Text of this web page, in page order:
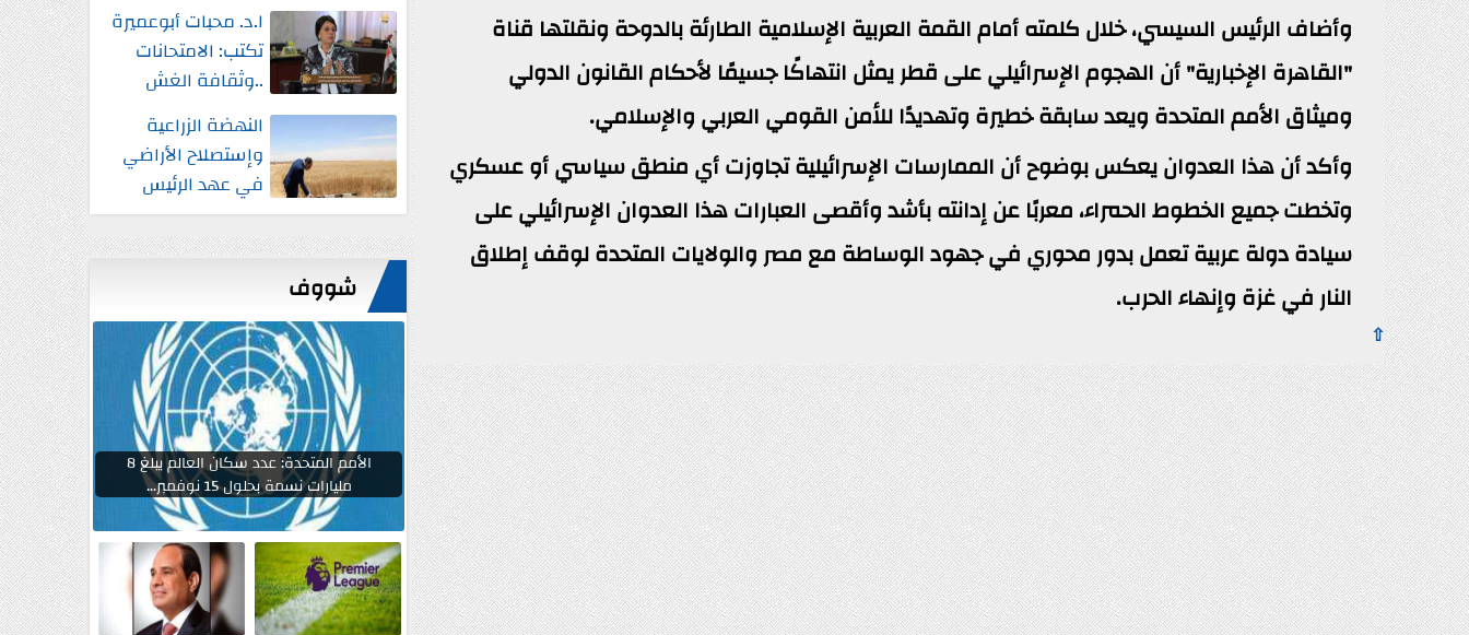
وأضاف الرئيس السيسي، خلال كلمته أمام القمة العربية الإسلامية الطارئة بالدوحة ونقلتها قناة
"القاهرة الإخبارية" أن الهجوم الإسرائيلي على قطر يمثل انتهاكًا جسيمًا لأحكام القانون الدولي
وميثاق الأمم المتحدة ويعد سابقة خطيرة وتهديدًا للأمن القومي العربي والإسلامي.
وأكد أن هذا العدوان يعكس بوضوح أن الممارسات الإسرائيلية تجاوزت أي منطق سياسي أو عسكري
وتخطت جميع الخطوط الحمراء، معربًا عن إدانته بأشد وأقصى العبارات هذا العدوان الإسرائيلي على
سيادة دولة عربية تعمل بدور محوري في جهود الوساطة مع مصر والولايات المتحدة لوقف إطلاق
النار في غزة وإنهاء الحرب.
⇧
ا.د. محبات أبوعميرة
تكتب: الامتحانات
..وثقافة الغش
النهضة الزراعية
وإستصلاح الأراضي
في عهد الرئيس
السيسي
شووف
الأمم المتحدة: عدد سكان العالم يبلغ 8
مليارات نسمة بحلول 15 نوفمبر...